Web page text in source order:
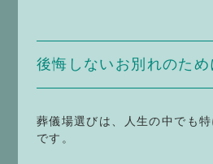
後悔しないお別れのため
葬儀場選びは、人生の中でも
です。